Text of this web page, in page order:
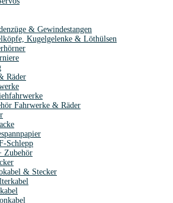
& Gewindestangen
Kugelgelenke & Löthülsen
Räder
Fahrwerke & Räder
Schlepp
Zubehör
& Stecker